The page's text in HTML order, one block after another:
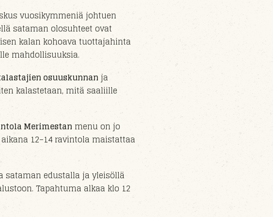
vuosikymmeniä johtuen
sataman olosuhteet ovat
kalan kohoava tuottajahinta
mahdollisuuksia.
osuuskunnan ja
kalastetaan, mitä saaliille
Merimestan menu on jo
12–14 ravintola maistattaa
sataman edustalla ja yleisöllä
. Tapahtuma alkaa klo 12